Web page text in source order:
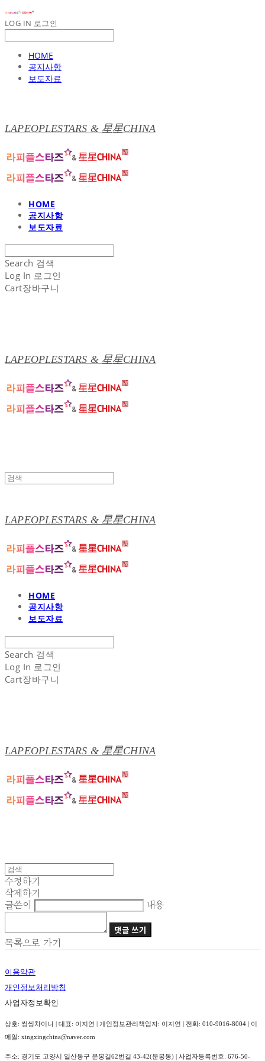
LOG IN 로그인
HOME
공지사항
보도자료
LAPEOPLESTARS & 星星CHINA
HOME
공지사항
보도자료
Search 검색
Log In 로그인
Cart장바구니
LAPEOPLESTARS & 星星CHINA
LAPEOPLESTARS & 星星CHINA
HOME
공지사항
보도자료
Search 검색
Log In 로그인
Cart장바구니
LAPEOPLESTARS & 星星CHINA
수정하기
삭제하기
글쓴이
내용
댓글 쓰기
목록으로 가기
이용약관
개인정보처리방침
사업자정보확인
상호: 씽씽차이나 | 대표: 이지연 | 개인정보관리책임자: 이지연 | 전화: 010-9016-8004 | 이
메일: xingxingchina@naver.com
주소: 경기도 고양시 일산동구 문봉길62번길 43-42(문봉동) | 사업자등록번호: 676-50-